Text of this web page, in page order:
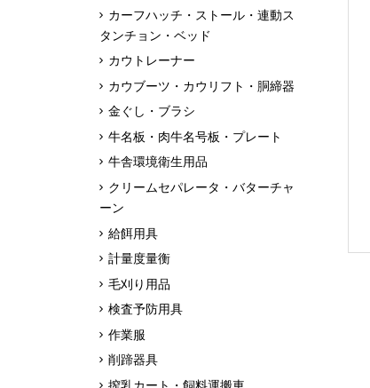
カーフハッチ・ストール・連動ス
タンチョン・ベッド
カウトレーナー
カウブーツ・カウリフト・胴締器
金ぐし・ブラシ
牛名板・肉牛名号板・プレート
牛舎環境衛生用品
クリームセパレータ・バターチャ
ーン
給餌用具
計量度量衡
毛刈り用品
検査予防用具
作業服
削蹄器具